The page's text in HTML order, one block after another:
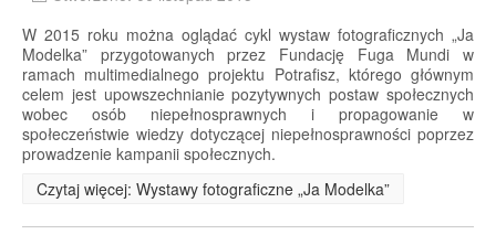
W 2015 roku można oglądać cykl wystaw fotograficznych „Ja
Modelka” przygotowanych przez Fundację Fuga Mundi w
ramach multimedialnego projektu Potrafisz, którego głównym
celem jest upowszechnianie pozytywnych postaw społecznych
wobec osób niepełnosprawnych i propagowanie w
społeczeństwie wiedzy dotyczącej niepełnosprawności poprzez
prowadzenie kampanii społecznych.
Czytaj więcej: Wystawy fotograficzne „Ja Modelka”